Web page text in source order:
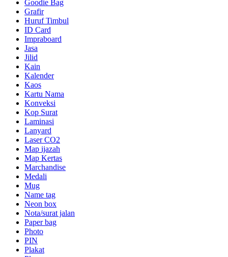
Goodie Bag
Grafir
Huruf Timbul
ID Card
Impraboard
Jasa
Jilid
Kain
Kalender
Kaos
Kartu Nama
Konveksi
Kop Surat
Laminasi
Lanyard
Laser CO2
Map ijazah
Map Kertas
Marchandise
Medali
Mug
Name tag
Neon box
Nota/surat jalan
Paper bag
Photo
PIN
Plakat